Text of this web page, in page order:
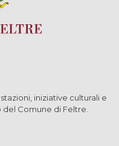
iniziative culturali e
Comune di Feltre.